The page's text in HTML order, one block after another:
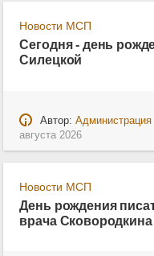
Новости МСП
Сегодня - день
Силецкой
Автор: Администрация
августа 2026
Новости МСП
День рождения
врача